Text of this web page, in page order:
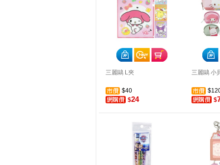
三麗鷗 L夾
$40
$24
三麗鷗 小
$